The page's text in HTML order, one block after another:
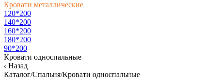
Кровати металлические
120*200
140*200
160*200
180*200
90*200
Кровати односпальные
Назад
Каталог/Спальня/Кровати односпальные